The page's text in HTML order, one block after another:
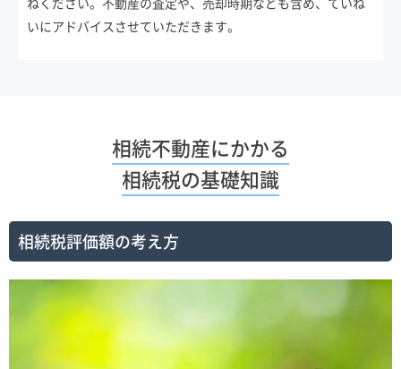
いにアドバイスさせていただきます。
相続不動産にかかる
相続税の基礎知識
相続税評価額の考え方